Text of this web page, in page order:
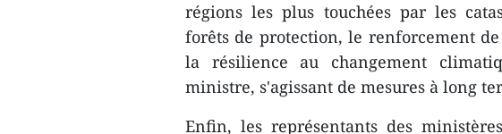
régions les plus touchées par les
forêts de protection, le renforcement
la résilience au changement
ministre, s'agissant de mesures à long
Enfin, les ​représentants des